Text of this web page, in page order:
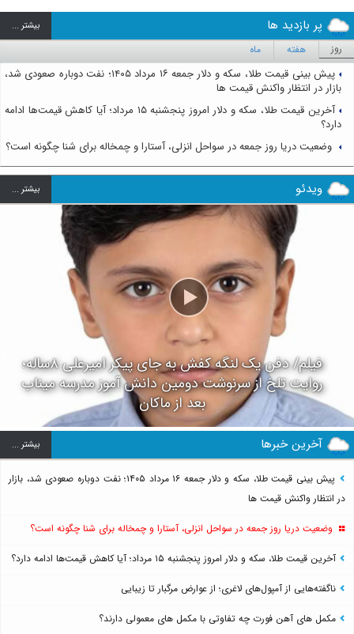
پر بازدید ها بيشتر ...
روز هفته ماه
پیش بینی قیمت طلا، سکه و دلار جمعه ۱۶ مرداد ۱۴۰۵؛ نفت دوباره صعودی شد،
بازار در انتظار واکنش قیمت ها
آخرین قیمت طلا، سکه و دلار امروز پنجشنبه ۱۵ مرداد؛ آیا کاهش قیمت‌ها ادامه
دارد؟
وضعیت دریا روز جمعه در سواحل انزلی، آستارا و چمخاله برای شنا چگونه است؟
ویدئو بيشتر ...
فیلم/ دفن یک لنگه کفش به جای پیکر امیرعلی ۸ساله؛
روایت تلخ از سرنوشت دومین دانش آموز مدرسه میناب
بعد از ماکان
آخرین خبرها بيشتر ...
پیش بینی قیمت طلا، سکه و دلار جمعه ۱۶ مرداد ۱۴۰۵؛ نفت دوباره صعودی شد، بازار
در انتظار واکنش قیمت ها
وضعیت دریا روز جمعه در سواحل انزلی، آستارا و چمخاله برای شنا چگونه است؟
آخرین قیمت طلا، سکه و دلار امروز پنجشنبه ۱۵ مرداد؛ آیا کاهش قیمت‌ها ادامه دارد؟
ناگفته‌هایی از آمپول‌های لاغری؛ از عوارض مرگبار تا زیبایی
مکمل های آهن فورت چه تفاوتی با مکمل های معمولی دارند؟